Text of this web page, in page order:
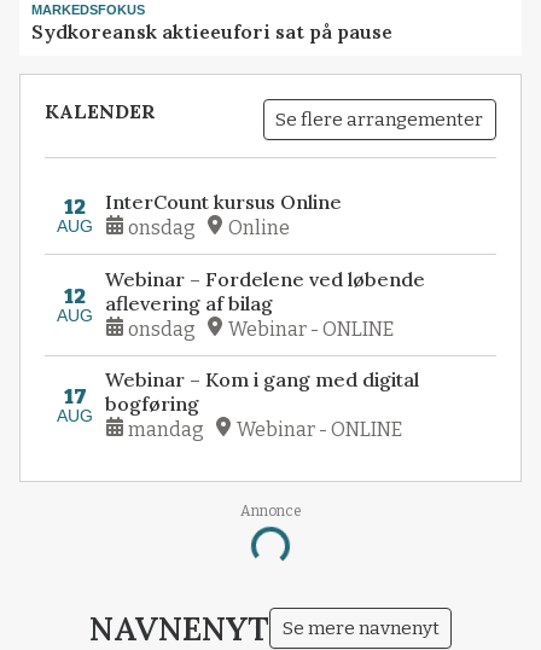
MARKEDSFOKUS
Sydkoreansk aktieeufori sat på pause
KALENDER Se flere arrangementer
12
AUG
InterCount kursus Online
onsdag Online
12
AUG
Webinar – Fordelene ved løbende
aflevering af bilag
onsdag Webinar - ONLINE
17
AUG
Webinar – Kom i gang med digital
bogføring
mandag Webinar - ONLINE
Annonce
Loading...
NAVNENYT Se mere navnenyt